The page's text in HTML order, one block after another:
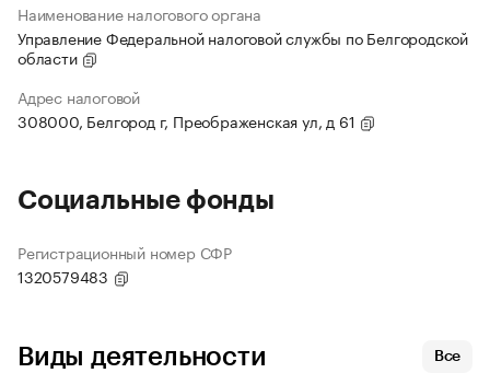
Наименование налогового органа
Управление Федеральной налоговой службы по Белгородской
области
Адрес налоговой
308000, Белгород г, Преображенская ул, д 61
Социальные фонды
Регистрационный номер СФР
1320579483
Виды деятельности Все